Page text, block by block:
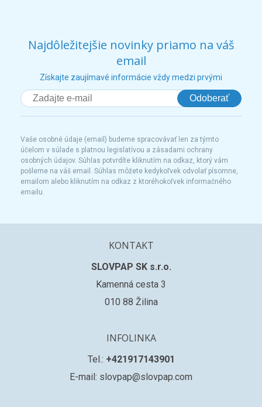
Najdôležitejšie novinky priamo na váš
email
Získajte zaujímavé informácie vždy medzi prvými
Odoberať
Vaše osobné údaje (email) budeme spracovávať len za týmto
účelom v súlade s platnou legislatívou a zásadami ochrany
osobných údajov. Súhlas potvrdíte kliknutím na odkaz, ktorý vám
pošleme na váš email. Súhlas môžete kedykoľvek odvolať písomne,
emailom alebo kliknutím na odkaz z ktoréhokoľvek informačného
emailu.
KONTAKT
SLOVPAP SK s.r.o.
Kamenná cesta 3
010 88 Žilina
INFOLINKA
Tel.: +421917143901
E-mail: slovpap@slovpap.com